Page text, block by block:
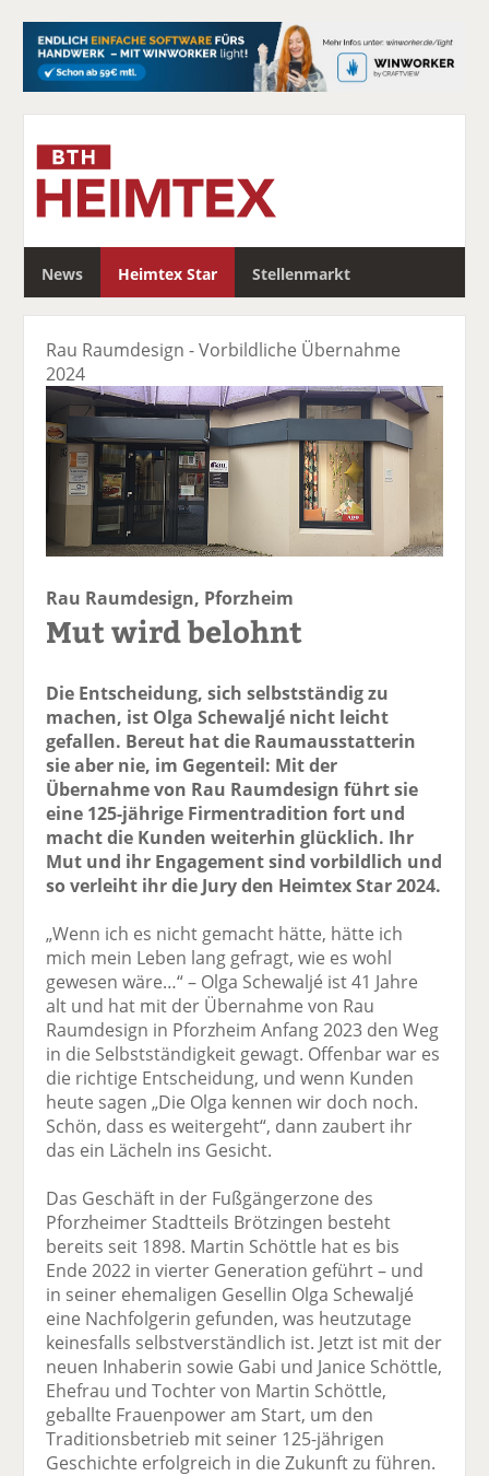
News Heimtex Star Stellenmarkt
c
Rau Raumdesign - Vorbildliche Übernahme
2024
Rau Raumdesign, Pforzheim
Mut wird belohnt
Die Entscheidung, sich selbstständig zu
machen, ist Olga Schewaljé nicht leicht
gefallen. Bereut hat die Raumausstatterin
sie aber nie, im Gegenteil: Mit der
Übernahme von Rau Raumdesign führt sie
eine 125-jährige Firmentradition fort und
macht die Kunden weiterhin glücklich. Ihr
Mut und ihr Engagement sind vorbildlich und
so verleiht ihr die Jury den Heimtex Star 2024.
„Wenn ich es nicht gemacht hätte, hätte ich
mich mein Leben lang gefragt, wie es wohl
gewesen wäre…“ – Olga Schewaljé ist 41 Jahre
alt und hat mit der Übernahme von Rau
Raumdesign in Pforzheim Anfang 2023 den Weg
in die Selbstständigkeit gewagt. Offenbar war es
die richtige Entscheidung, und wenn Kunden
heute sagen „Die Olga kennen wir doch noch.
Schön, dass es weitergeht“, dann zaubert ihr
das ein Lächeln ins Gesicht.
Das Geschäft in der Fußgängerzone des
Pforzheimer Stadtteils Brötzingen besteht
bereits seit 1898. Martin Schöttle hat es bis
Ende 2022 in vierter Generation geführt – und
in seiner ehemaligen Gesellin Olga Schewaljé
eine Nachfolgerin gefunden, was heutzutage
keinesfalls selbstverständlich ist. Jetzt ist mit der
neuen Inhaberin sowie Gabi und Janice Schöttle,
Ehefrau und Tochter von Martin Schöttle,
geballte Frauenpower am Start, um den
Traditions­betrieb mit seiner 125-jährigen
Geschichte erfolg­reich in die Zukunft zu führen.